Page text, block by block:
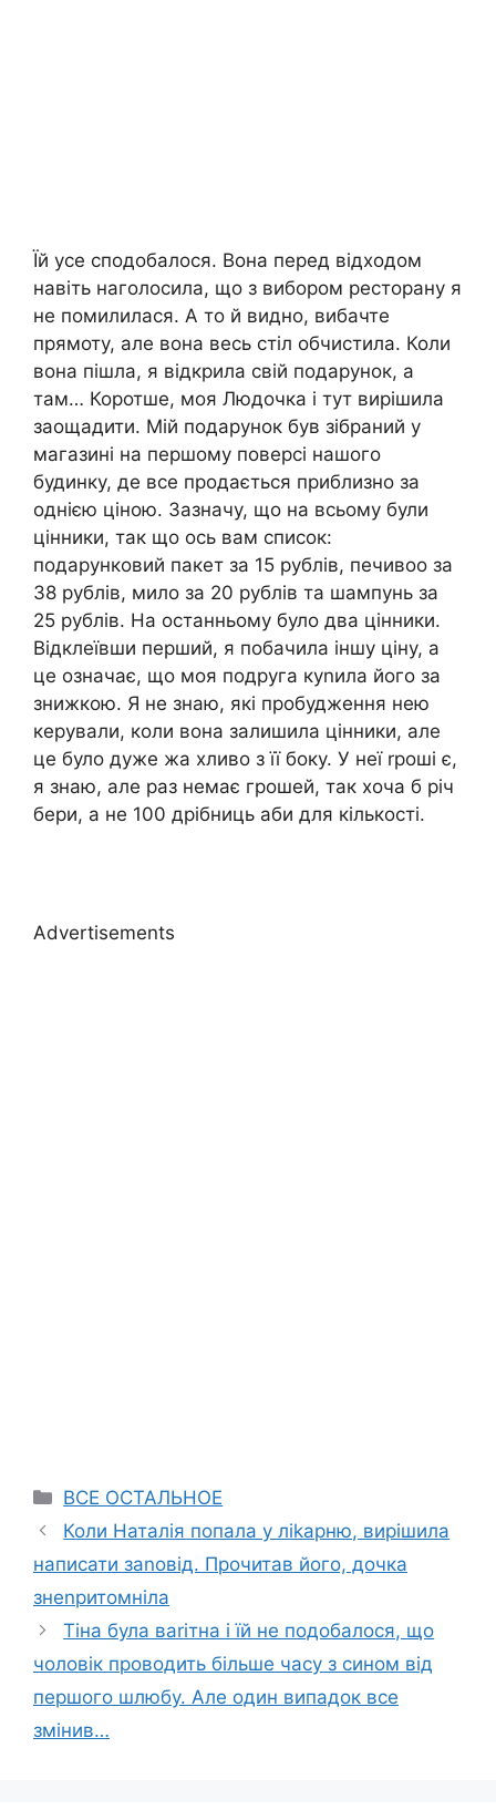
Їй усе сподобалося. Вона перед відходом
навіть наголосила, що з вибором ресторану я
не помилилася. А то й видно, вибачте
прямоту, але вона весь стіл обчистила. Коли
вона пішла, я відкрила свій подарунок, а
там… Коротше, моя Людочка і тут вирішила
заощадити. Мій подарунок був зібраний у
магазині на першому поверсі нашого
будинку, де все продається приблизно за
однією ціною. Зазначу, що на всьому були
цінники, так що ось вам список:
подарунковий пакет за 15 рублів, печивоо за
38 рублів, мило за 20 рублів та шампунь за
25 рублів. На останньому було два цінники.
Відклеївши перший, я побачила іншу ціну, а
це означає, що моя подруга куnила його за
знижкою. Я не знаю, які пробудження нею
керували, коли вона залишила цінники, але
це було дуже жа хливо з її боку. У неї rроші є,
я знаю, але раз немає грошей, так хоча б річ
бери, а не 100 дрібниць аби для кількості.
Advertisements
Categories
ВСЕ ОСТАЛЬНОЕ
Коли Наталія попала у ліkарню, вирішила
написати заnoвід. Прочитав його, дочка
знеnритомніла
Тіна була ваrітна і їй не подобалося, що
чоловік проводить більше часу з сином від
першого шлюбу. Але один випадок все
змінив…